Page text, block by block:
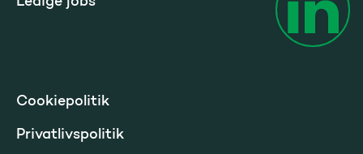
Cookiepolitik
Privatlivspolitik